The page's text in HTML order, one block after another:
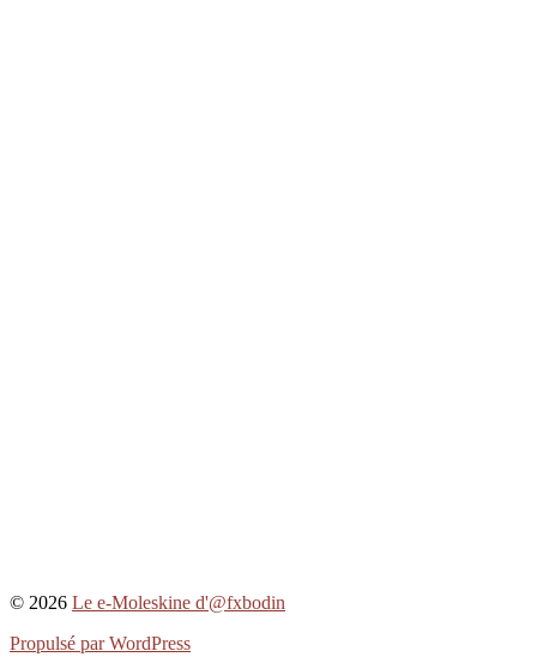
© 2026 Le e-Moleskine d'@fxbodin
Propulsé par WordPress